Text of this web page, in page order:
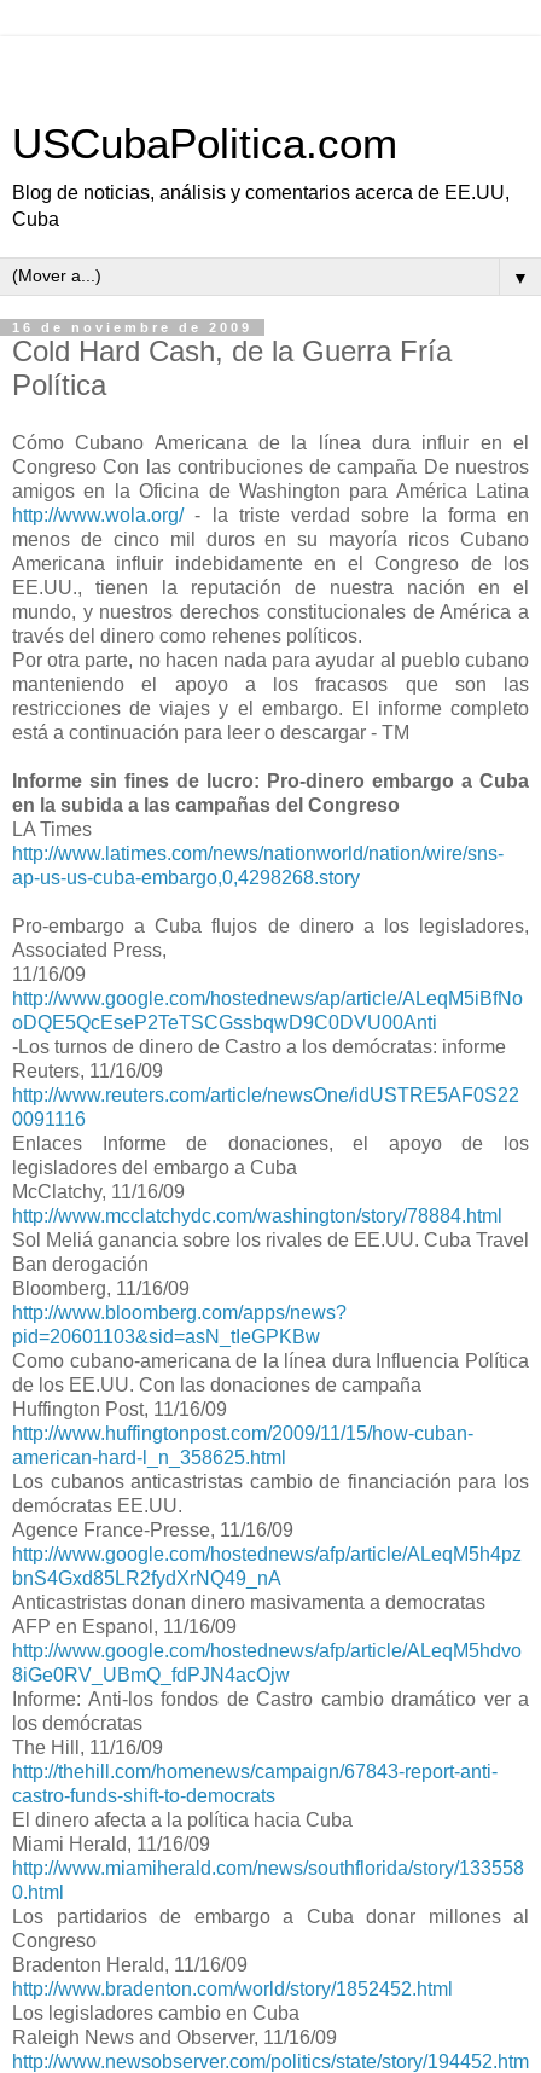
USCubaPolitica.com
Blog de noticias, análisis y comentarios acerca de EE.UU,
Cuba
▼
16 de noviembre de 2009
Cold Hard Cash, de la Guerra Fría
Política
Cómo Cubano Americana de la línea dura influir en el
Congreso Con las contribuciones de campaña De nuestros
amigos en la Oficina de Washington para América Latina
http://www.wola.org/- la triste verdad sobre la forma en
menos de cinco mil duros en su mayoría ricos Cubano
Americana influir indebidamente en el Congreso de los
EE.UU., tienen la reputación de nuestra nación en el
mundo, y nuestros derechos constitucionales de América a
través del dinero como rehenes políticos.
Por otra parte, no hacen nada para ayudar al pueblo cubano
manteniendo el apoyo a los fracasos que son las
restricciones de viajes y el embargo. El informe completo
está a continuación para leer o descargar - TM
Informe sin fines de lucro: Pro-dinero embargo a Cuba
en la subida a las campañas del Congreso
LA Times
http://www.latimes.com/news/nationworld/nation/wire/sns-
ap-us-us-cuba-embargo,0,4298268.story
Pro-embargo a Cuba flujos de dinero a los legisladores,
Associated Press,
11/16/09
http://www.google.com/hostednews/ap/article/ALeqM5iBfNo
oDQE5QcEseP2TeTSCGssbqwD9C0DVU00Anti
-Los turnos de dinero de Castro a los demócratas: informe
Reuters, 11/16/09
http://www.reuters.com/article/newsOne/idUSTRE5AF0S22
0091116
Enlaces Informe de donaciones, el apoyo de los
legisladores del embargo a Cuba
McClatchy, 11/16/09
http://www.mcclatchydc.com/washington/story/78884.html
Sol Meliá ganancia sobre los rivales de EE.UU. Cuba Travel
Ban derogación
Bloomberg, 11/16/09
http://www.bloomberg.com/apps/news?
pid=20601103&sid=asN_tIeGPKBw
Como cubano-americana de la línea dura Influencia Política
de los EE.UU. Con las donaciones de campaña
Huffington Post, 11/16/09
http://www.huffingtonpost.com/2009/11/15/how-cuban-
american-hard-l_n_358625.html
Los cubanos anticastristas cambio de financiación para los
demócratas EE.UU.
Agence France-Presse, 11/16/09
http://www.google.com/hostednews/afp/article/ALeqM5h4pz
bnS4Gxd85LR2fydXrNQ49_nA
Anticastristas donan dinero masivamenta a democratas
AFP en Espanol, 11/16/09
http://www.google.com/hostednews/afp/article/ALeqM5hdvo
8iGe0RV_UBmQ_fdPJN4acOjw
Informe: Anti-los fondos de Castro cambio dramático ver a
los demócratas
The Hill, 11/16/09
http://thehill.com/homenews/campaign/67843-report-anti-
castro-funds-shift-to-democrats
El dinero afecta a la política hacia Cuba
Miami Herald, 11/16/09
http://www.miamiherald.com/news/southflorida/story/133558
0.html
Los partidarios de embargo a Cuba donar millones al
Congreso
Bradenton Herald, 11/16/09
http://www.bradenton.com/world/story/1852452.html
Los legisladores cambio en Cuba
Raleigh News and Observer, 11/16/09
http://www.newsobserver.com/politics/state/story/194452.htm